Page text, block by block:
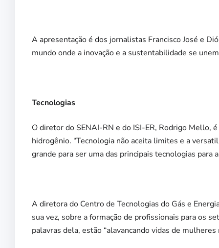
A apresentação é dos jornalistas Francisco José e
mundo onde a inovação e a sustentabilidade se
Tecnologias
O diretor do SENAI-RN e do ISI-ER, Rodrigo Mello,
hidrogênio. “Tecnologia não aceita limites e a
grande para ser uma das principais tecnologias
A diretora do Centro de Tecnologias do Gás e
sua vez, sobre a formação de profissionais para os
palavras dela, estão “alavancando vidas de